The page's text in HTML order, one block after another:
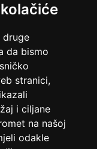
druge
da bismo
stranici,
i ciljane
na našoj
odakle
Kolačići